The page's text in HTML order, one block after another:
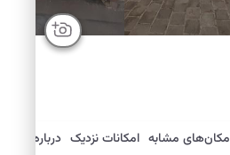
مکان‌های مشابه امکانات نزدیک درباره